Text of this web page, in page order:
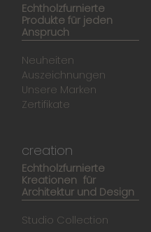
Echtholzfurnierte
Produkte für jeden
Anspruch
Neuheiten
Auszeichnungen
Unsere Marken
Zertifikate
creation
Echtholzfurnierte
Kreationen für
Architektur und Design
Studio Collection